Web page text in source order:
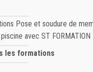
Pose et soudure de
avec ST FORMATION
les formations